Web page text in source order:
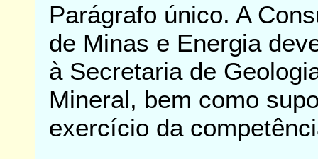
Parágrafo único. A
de Minas e Energia
à Secretaria de
Mineral, bem como
exercício da